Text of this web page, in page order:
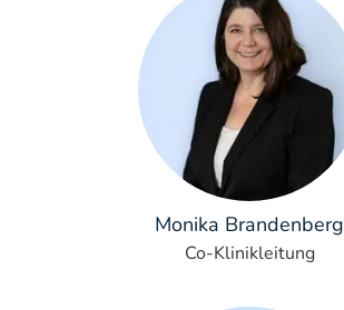
Monika Brandenberg
Co-Klinikleitung